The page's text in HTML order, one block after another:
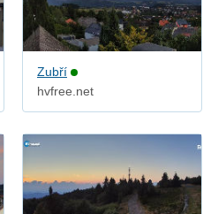
Zubří
hvfree.net